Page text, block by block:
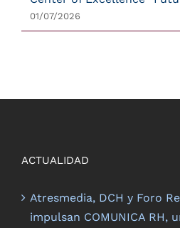
01/07/2026
ACTUALIDAD
Atresmedia, DCH y Foro
impulsan COMUNICA RH,